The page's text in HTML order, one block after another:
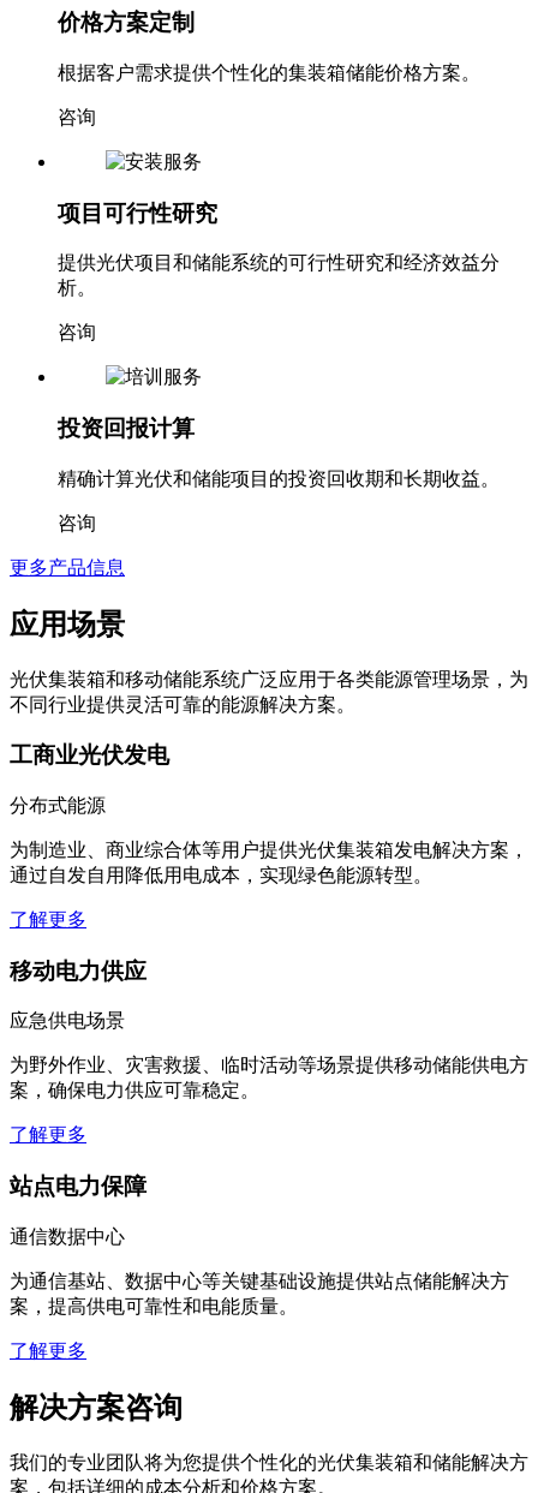
根据客户需求提供个性化的集装箱储能价格方案。
咨询
项目可行性研究
提供光伏项目和储能系统的可行性研究和经济效益分
析。
咨询
精确计算光伏和储能项目的投资回收期和长期收益。
咨询
更多产品信息
不同行业提供灵活可靠的能源解决方案。
工商业光伏发电
分布式能源
为制造业、商业综合体等用户提供光伏集装箱发电解决方案，
通过自发自用降低用电成本，实现绿色能源转型。
了解更多
移动电力供应
应急供电场景
为野外作业、灾害救援、临时活动等场景提供移动储能供电方
案，确保电力供应可靠稳定。
了解更多
通信数据中心
为通信基站、数据中心等关键基础设施提供站点储能解决方
案，提高供电可靠性和电能质量。
了解更多
案，包括详细的成本分析和价格方案。